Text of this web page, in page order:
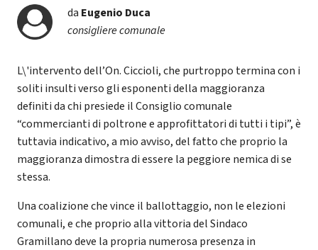
da Eugenio Duca
consigliere comunale
L\'intervento dell’On. Ciccioli, che purtroppo termina con i
soliti insulti verso gli esponenti della maggioranza
definiti da chi presiede il Consiglio comunale
“commercianti di poltrone e approfittatori di tutti i tipi”, è
tuttavia indicativo, a mio avviso, del fatto che proprio la
maggioranza dimostra di essere la peggiore nemica di se
stessa.
Una coalizione che vince il ballottaggio, non le elezioni
comunali, e che proprio alla vittoria del Sindaco
Gramillano deve la propria numerosa presenza in